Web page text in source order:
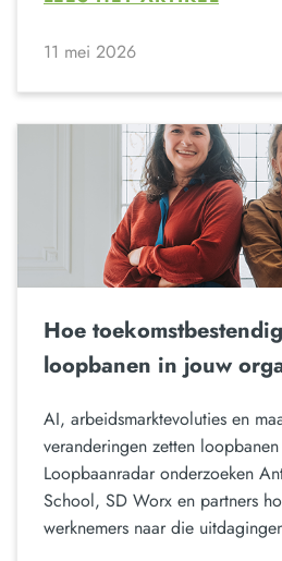
11 mei 2026
Hoe
loopbanen in jouw
AI, arbeidsmarktevoluties en
veranderingen zetten
Loopbaanradar onderzoeken
School, SD Worx en partners
werknemers naar die